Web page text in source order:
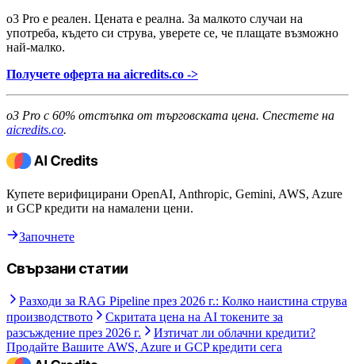
o3 Pro е реален. Цената е реална. За малкото случаи на
употреба, където си струва, уверете се, че плащате възможно
най-малко.
Получете оферта на aicredits.co ->
o3 Pro с 60% отстъпка от търговската цена. Спестете на
aicredits.co.
Купете верифицирани OpenAI, Anthropic, Gemini, AWS, Azure
и GCP кредити на намалени цени.
Започнете
Свързани статии
Разходи за RAG Pipeline през 2026 г.: Колко наистина струва
производството
Скритата цена на AI токените за
разсъждение през 2026 г.
Изтичат ли облачни кредити?
Продайте Вашите AWS, Azure и GCP кредити сега